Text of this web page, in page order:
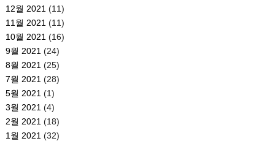
12월 2021 (11)
11월 2021 (11)
10월 2021 (16)
9월 2021 (24)
8월 2021 (25)
7월 2021 (28)
5월 2021 (1)
3월 2021 (4)
2월 2021 (18)
1월 2021 (32)